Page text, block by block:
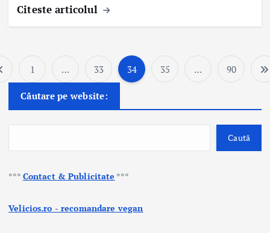
Citeste articolul
P
a
g
i
a
1 … 33 34 35 … 90
Căutare pe website:
Caută
*** Contact & Publicitate ***
Velicios.ro - recomandare vegan